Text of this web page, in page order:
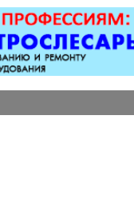
оборудованием,
имеется парковка,
уместен.